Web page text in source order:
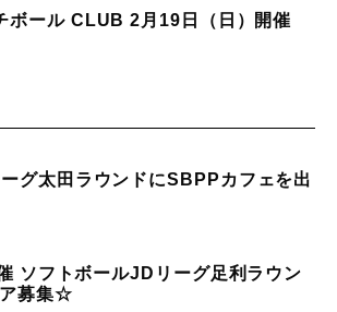
ボール CLUB 2月19日（日）開催
グ太田ラウンドにSBPPカフェを出
ソフトボールJDリーグ足利ラウン
ア募集☆